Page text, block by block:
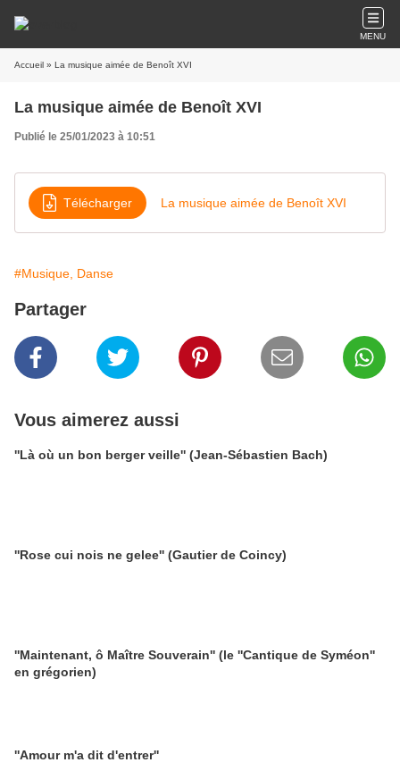
MENU
Accueil » La musique aimée de Benoît XVI
La musique aimée de Benoît XVI
Publié le 25/01/2023 à 10:51
Télécharger La musique aimée de Benoît XVI
#Musique, Danse
Partager
Vous aimerez aussi
''Là où un bon berger veille'' (Jean-Sébastien Bach)
''Rose cui nois ne gelee'' (Gautier de Coincy)
''Maintenant, ô Maître Souverain'' (le ''Cantique de Syméon''
en grégorien)
''Amour m'a dit d'entrer''